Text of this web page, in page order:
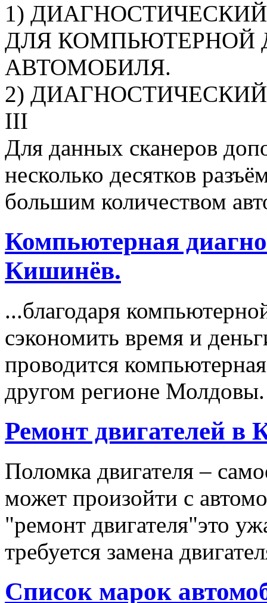
1) ДИАГНОСТИЧЕСКИЙ
ДЛЯ КОМПЬЮТЕРНОЙ
АВТОМОБИЛЯ.
2) ДИАГНОСТИЧЕСКИЙ
III
Для данных сканеров
несколько десятков
большим количеством
Компьютерная
Кишинёв.
...благодаря
сэкономить время и
проводится
другом регионе Молдовы.
Ремонт двигателей в
Поломка двигателя –
может произойти с
"ремонт двигателя"это
требуется замена
Список марок